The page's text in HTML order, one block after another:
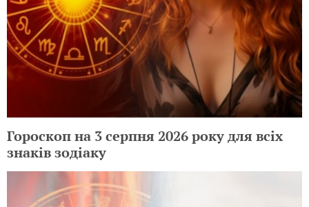
Гороскоп на 3 серпня 2026 року для всіх
знаків зодіаку